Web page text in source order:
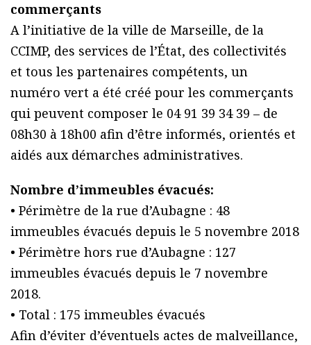
commerçants
A l’initiative de la ville de Marseille, de la
CCIMP, des services de l’État, des collectivités
et tous les partenaires compétents, un
numéro vert a été créé pour les commerçants
qui peuvent composer le 04 91 39 34 39 – de
08h30 à 18h00 afin d’être informés, orientés et
aidés aux démarches administratives.
Nombre d’immeubles évacués:
• Périmètre de la rue d’Aubagne : 48
immeubles évacués depuis le 5 novembre 2018
• Périmètre hors rue d’Aubagne : 127
immeubles évacués depuis le 7 novembre
2018.
• Total : 175 immeubles évacués
Afin d’éviter d’éventuels actes de malveillance,